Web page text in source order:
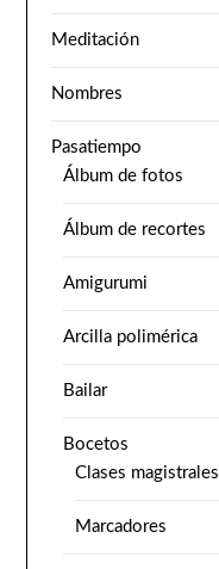
Meditación
Nombres
Pasatiempo
Álbum de fotos
Álbum de recortes
Amigurumi
Arcilla polimérica
Bailar
Bocetos
Clases magistrales
Marcadores